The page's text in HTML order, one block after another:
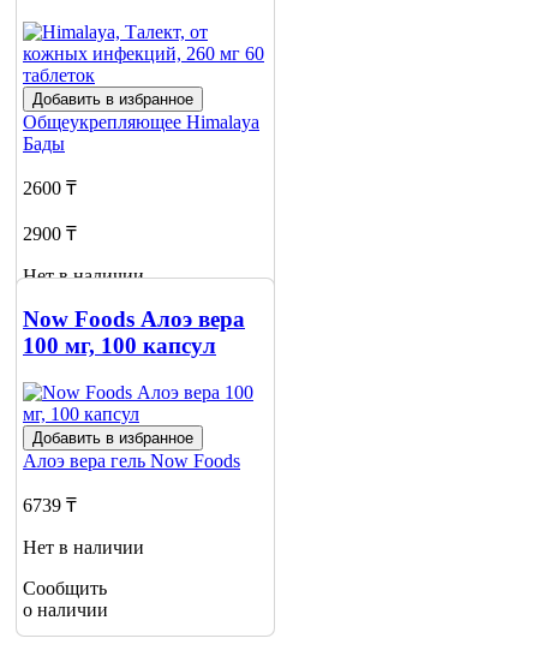
Добавить в избранное
Общеукрепляющее Himalaya
Бады
2600 ₸
2900 ₸
Нет в наличии
Сообщить
о наличии
1
Now Foods Алоэ вера
100 мг, 100 капсул
Добавить в избранное
Алоэ вера гель Now Foods
6739 ₸
Нет в наличии
Сообщить
о наличии